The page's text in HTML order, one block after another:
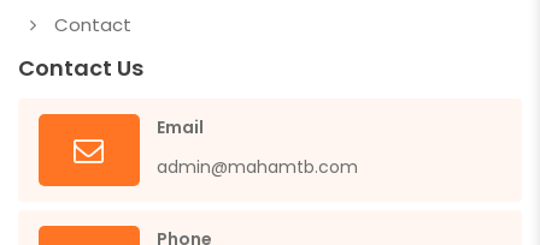
Contact
Contact Us
Email
admin@mahamtb.com
Phone